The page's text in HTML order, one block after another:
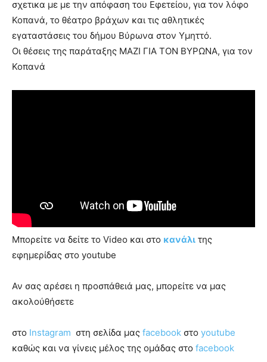
very
hot
cam
show.desi
xxx
lyons
σχετικα με με την απόφαση του Εφετείου, για τον λόφο
Κοπανά, το θέατρο βράχων και τις αθλητικές
εγαταστάσεις του δήμου Βύρωνα στον Υμηττό.
Οι θέσεις της παράταξης ΜΑΖΙ ΓΙΑ ΤΟΝ ΒΥΡΩΝΑ, για τον
Κοπανά
Μπορείτε να δείτε το Video και στο κανάλι της
εφημερίδας στο youtube
Αν σας αρέσει η προσπάθειά μας, μπορείτε να μας
ακολούθήσετε
στο Instagram στη σελίδα μας facebook στο youtube
καθώς και να γίνεις μέλος της ομάδας στο facebook